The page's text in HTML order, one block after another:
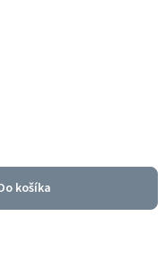
košíka